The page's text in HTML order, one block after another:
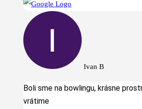
Ivan B
Boli sme na bowlingu, krásne
vrátime